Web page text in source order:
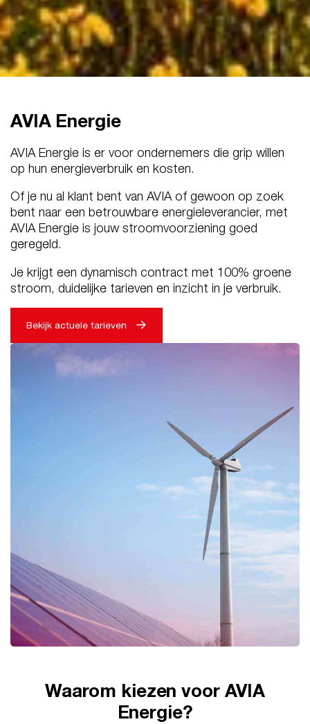
AVIA Energie
AVIA Energie is er voor ondernemers die grip willen
op hun energieverbruik en kosten.
Of je nu al klant bent van AVIA of gewoon op zoek
bent naar een betrouwbare energieleverancier, met
AVIA Energie is jouw stroomvoorziening goed
geregeld.
Je krijgt een dynamisch contract met 100% groene
stroom, duidelijke tarieven en inzicht in je verbruik.
Bekijk actuele tarieven
Waarom kiezen voor AVIA
Energie?